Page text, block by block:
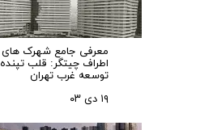
معرفی جامع شهرک‌ های
اطراف چیتگر: قلب تپنده
توسعه غرب تهران
۱۹ دی ۰۳